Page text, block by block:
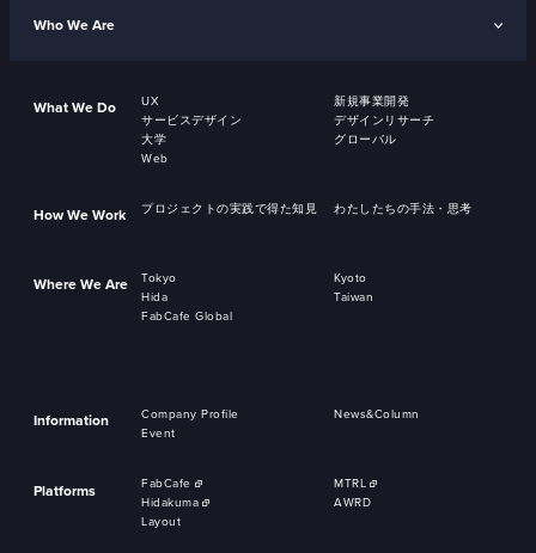
Who We Are
What We Do UX
新規事業開発
サービスデザイン
デザインリサーチ
大学
グローバル
Web
How We Work プロジェクトの実践で得た知見 わたしたちの手法・思考
Where We Are Tokyo
Kyoto
Hida
Taiwan
FabCafe Global
Information Company Profile
News&Column
Event
Platforms FabCafe
MTRL
Hidakuma
AWRD
Layout